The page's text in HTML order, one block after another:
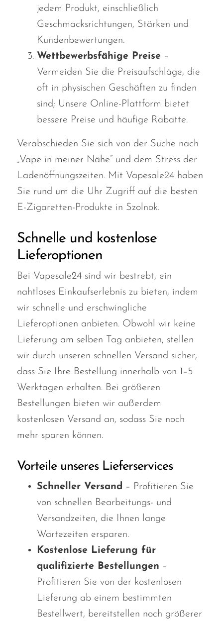
jedem Produkt, einschließlich
Geschmacksrichtungen, Stärken und
Kundenbewertungen.
Wettbewerbsfähige Preise –
Vermeiden Sie die Preisaufschläge, die
oft in physischen Geschäften zu finden
sind; Unsere Online-Plattform bietet
bessere Preise und häufige Rabatte.
Verabschieden Sie sich von der Suche nach
„Vape in meiner Nähe“ und dem Stress der
Ladenöffnungszeiten. Mit Vapesale24 haben
Sie rund um die Uhr Zugriff auf die besten
E-Zigaretten-Produkte in Szolnok.
Schnelle und kostenlose
Lieferoptionen
Bei Vapesale24 sind wir bestrebt, ein
nahtloses Einkaufserlebnis zu bieten, indem
wir schnelle und erschwingliche
Lieferoptionen anbieten. Obwohl wir keine
Lieferung am selben Tag anbieten, stellen
wir durch unseren schnellen Versand sicher,
dass Sie Ihre Bestellung innerhalb von 1–5
Werktagen erhalten. Bei größeren
Bestellungen bieten wir außerdem
kostenlosen Versand an, sodass Sie noch
mehr sparen können.
Vorteile unseres Lieferservices
Schneller Versand – Profitieren Sie
von schnellen Bearbeitungs- und
Versandzeiten, die Ihnen lange
Wartezeiten ersparen.
Kostenlose Lieferung für
qualifizierte Bestellungen –
Profitieren Sie von der kostenlosen
Lieferung ab einem bestimmten
Bestellwert, bereitstellen noch größerer